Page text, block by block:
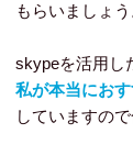
もらいましょう
skypeを活用し
私が本当にお
していますの